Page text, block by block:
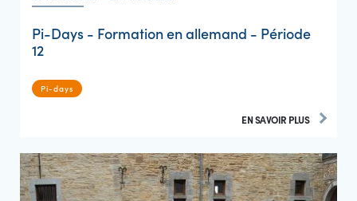
Pi-Days - Formation en allemand - Période
12
Pi-days
EN SAVOIR PLUS